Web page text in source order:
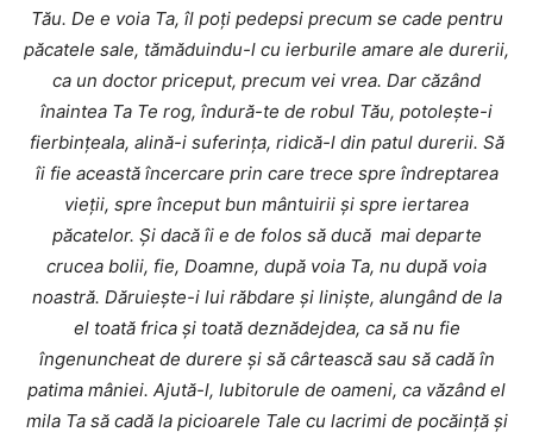
Tău. De e voia Ta, îl poţi pedepsi precum se cade pentru
păcatele sale, tămăduindu-l cu ierburile amare ale durerii,
ca un doctor priceput, precum vei vrea. Dar căzând
înaintea Ta Te rog, îndură-te de robul Tău, potoleşte-i
fierbinţeala, alină-i suferinţa, ridică-l din patul durerii. Să
îi fie această încercare prin care trece spre îndreptarea
vieţii, spre început bun mântuirii şi spre iertarea
păcatelor. Şi dacă îi e de folos să ducă mai departe
crucea bolii, fie, Doamne, după voia Ta, nu după voia
noastră. Dăruieşte-i lui răbdare şi linişte, alungând de la
el toată frica şi toată deznădejdea, ca să nu fie
îngenuncheat de durere şi să cârtească sau să cadă în
patima mâniei. Ajută-l, Iubitorule de oameni, ca văzând el
mila Ta să cadă la picioarele Tale cu lacrimi de pocăinţă şi